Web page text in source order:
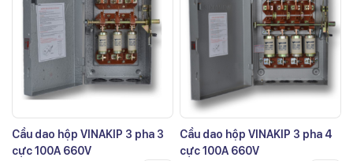
Cầu dao hộp VINAKIP 3 pha 3
cực 100A 660V
Cầu dao hộp VINAKIP 3 pha 4
cực 100A 660V